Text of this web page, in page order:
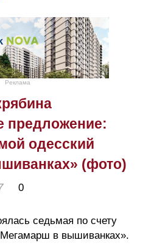
Реклама
предложение:
одесский
(фото)
0
седьмая по счету
в вышиванках».